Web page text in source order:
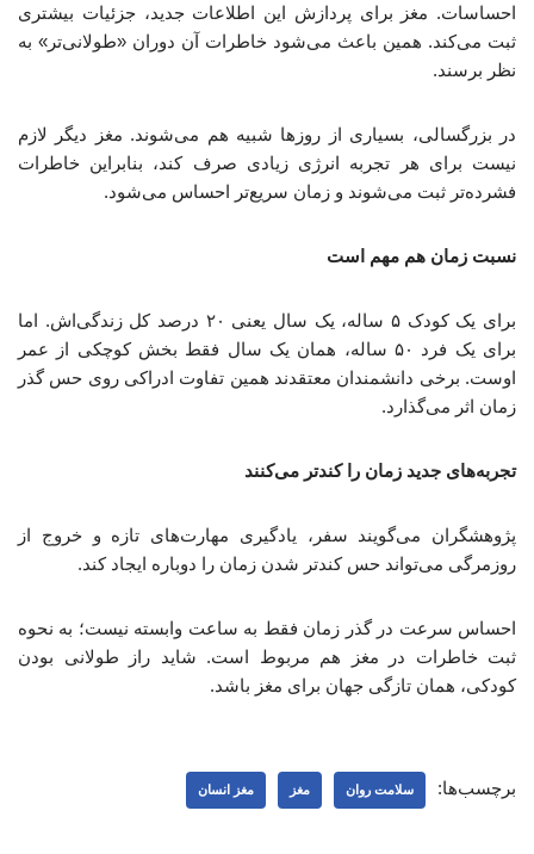
احساسات. مغز برای پردازش این اطلاعات جدید، جزئیات بیشتری
ثبت می‌کند. همین باعث می‌شود خاطرات آن دوران «طولانی‌تر» به
نظر برسند.
در بزرگسالی، بسیاری از روزها شبیه هم می‌شوند. مغز دیگر لازم
نیست برای هر تجربه انرژی زیادی صرف کند، بنابراین خاطرات
فشرده‌تر ثبت می‌شوند و زمان سریع‌تر احساس می‌شود.
نسبت زمان هم مهم است
برای یک کودک ۵ ساله، یک سال یعنی ۲۰ درصد کل زندگی‌اش. اما
برای یک فرد ۵۰ ساله، همان یک سال فقط بخش کوچکی از عمر
اوست. برخی دانشمندان معتقدند همین تفاوت ادراکی روی حس گذر
زمان اثر می‌گذارد.
تجربه‌های جدید زمان را کندتر می‌کنند
پژوهشگران می‌گویند سفر، یادگیری مهارت‌های تازه و خروج از
روزمرگی می‌تواند حس کندتر شدن زمان را دوباره ایجاد کند.
احساس سرعت در گذر زمان فقط به ساعت وابسته نیست؛ به نحوه
ثبت خاطرات در مغز هم مربوط است. شاید راز طولانی بودن
کودکی، همان تازگی جهان برای مغز باشد.
برچسب‌ها: سلامت روان مغز مغز انسان